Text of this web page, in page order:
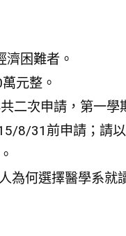
困難者。
元整。
二次申請，第一
8/31前申請；請以
為何選擇醫學系就